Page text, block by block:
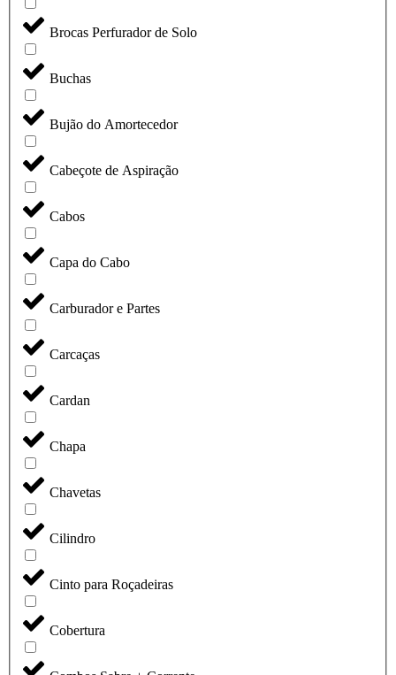
Brocas Perfurador de Solo
Buchas
Bujão do Amortecedor
Cabeçote de Aspiração
Cabos
Capa do Cabo
Carburador e Partes
Carcaças
Cardan
Chapa
Chavetas
Cilindro
Cinto para Roçadeiras
Cobertura